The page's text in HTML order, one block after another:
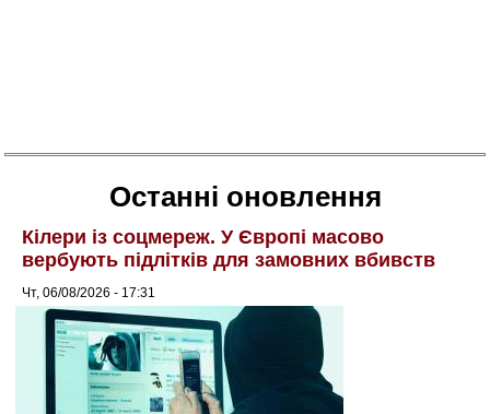
Останні оновлення
Кілери із соцмереж. У Європі масово
вербують підлітків для замовних вбивств
Чт, 06/08/2026 - 17:31